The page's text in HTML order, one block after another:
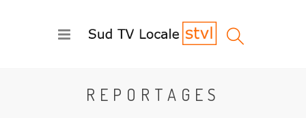
REPORTAGES